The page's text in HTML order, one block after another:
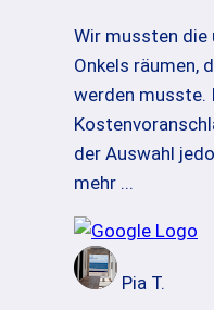
Wir mussten die
Onkels räumen,
werden musste.
der Auswahl
mehr ...
Pia T.